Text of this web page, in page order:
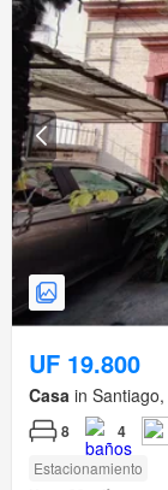
UF 19.800
Casa in
8 4
Estacionamiento